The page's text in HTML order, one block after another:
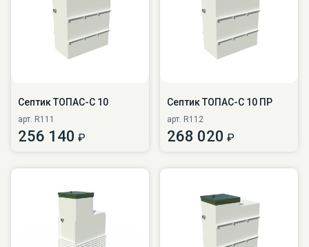
Септик ТОПАС-С 10
арт. R111
256 140 ₽
Септик ТОПАС-С 10 ПР
арт. R112
268 020 ₽